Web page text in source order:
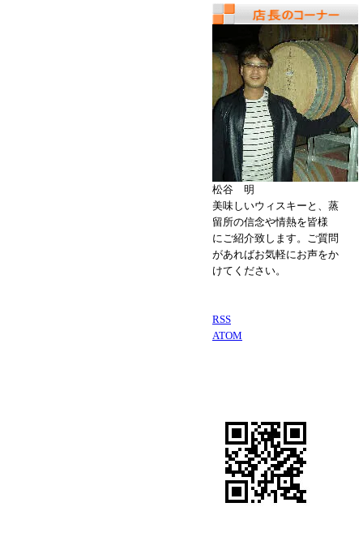
松谷 明
美味しいウィスキーと、蒸
留所の信念や情熱を皆様
にご紹介致します。ご質問
があればお気軽にお声をか
けてください。
RSS
ATOM